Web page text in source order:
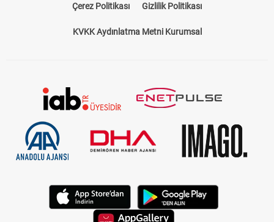
Çerez Politikası Gizlilik Politikası
KVKK Aydınlatma Metni Kurumsal